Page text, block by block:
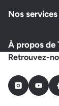
Nos
À propos de
Retrouvez-
Instagram